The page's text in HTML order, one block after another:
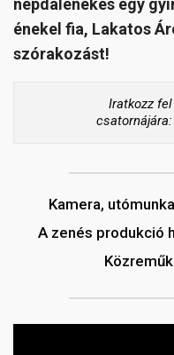
népdalénekes egy
énekel fia, Lakatos
szórakozást!
Iratkozz
csatornájára:
Kamera,
A zenés produkció